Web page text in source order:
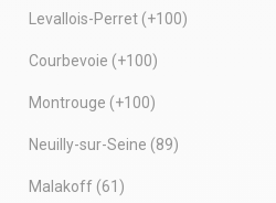
Levallois-Perret (+100)
Courbevoie (+100)
Montrouge (+100)
Neuilly-sur-Seine (89)
Malakoff (61)